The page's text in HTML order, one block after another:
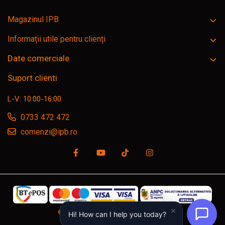
Magazinul IPB
Informații utile pentru clienți
Date comerciale
Suport clienti
L-V: 10:00-16:00
0733 472 472
comenzi@ipb.ro
©Copyright SC IPB SRL, ipb.ro © 2026
Hi! How can I help you today?